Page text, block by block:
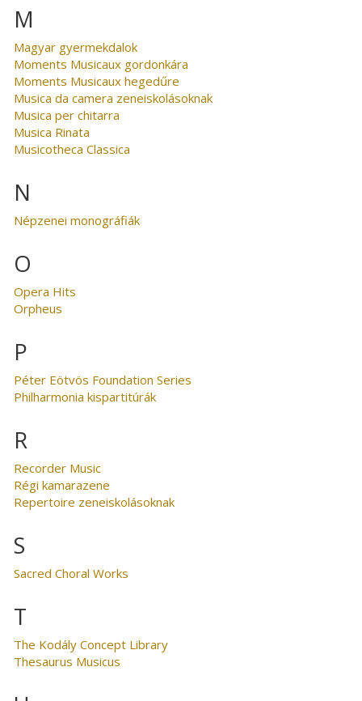
M
Magyar gyermekdalok
Moments Musicaux gordonkára
Moments Musicaux hegedűre
Musica da camera zeneiskolásoknak
Musica per chitarra
Musica Rinata
Musicotheca Classica
N
Népzenei monográfiák
O
Opera Hits
Orpheus
P
Péter Eötvös Foundation Series
Philharmonia kispartitúrák
R
Recorder Music
Régi kamarazene
Repertoire zeneiskolásoknak
S
Sacred Choral Works
T
The Kodály Concept Library
Thesaurus Musicus